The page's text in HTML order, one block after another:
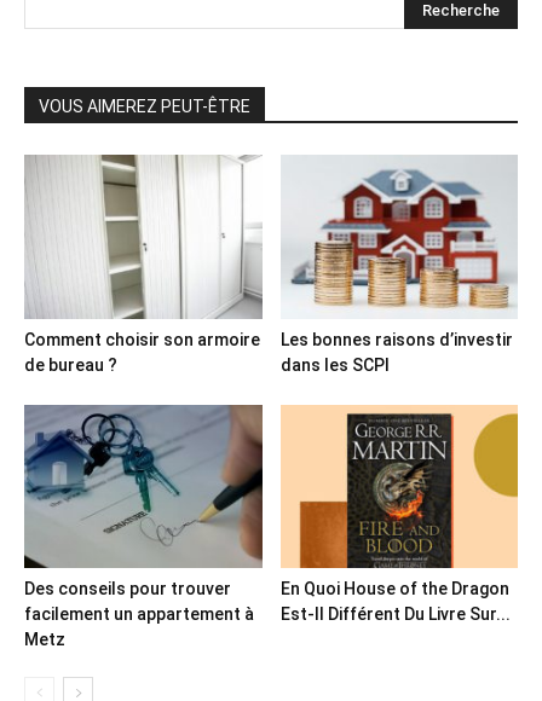
VOUS AIMEREZ PEUT-ÊTRE
Comment choisir son armoire
de bureau ?
Les bonnes raisons d’investir
dans les SCPI
Des conseils pour trouver
facilement un appartement à
Metz
En Quoi House of the Dragon
Est-Il Différent Du Livre Sur...